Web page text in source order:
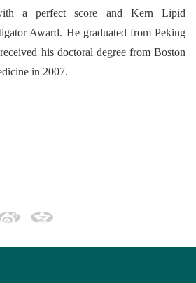
a perfect score and Kern Lipid
Award. He graduated from Peking
his doctoral degree from Boston
in 2007.